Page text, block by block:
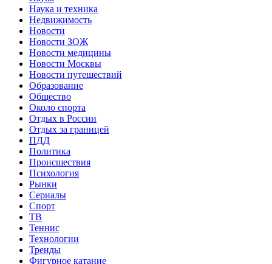
Наука и техника
Недвижимость
Новости
Новости ЗОЖ
Новости медицины
Новости Москвы
Новости путешествий
Образование
Общество
Около спорта
Отдых в России
Отдых за границей
ПДД
Политика
Происшествия
Психология
Рынки
Сериалы
Спорт
ТВ
Теннис
Технологии
Тренды
Фигурное катание